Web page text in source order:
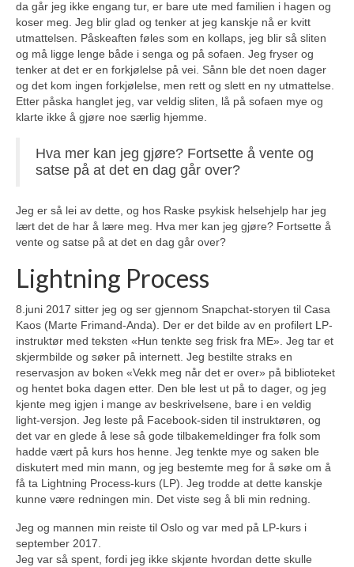
da går jeg ikke engang tur, er bare ute med familien i hagen og
koser meg. Jeg blir glad og tenker at jeg kanskje nå er kvitt
utmattelsen. Påskeaften føles som en kollaps, jeg blir så sliten
og må ligge lenge både i senga og på sofaen. Jeg fryser og
tenker at det er en forkjølelse på vei. Sånn ble det noen dager
og det kom ingen forkjølelse, men rett og slett en ny utmattelse.
Etter påska hanglet jeg, var veldig sliten, lå på sofaen mye og
klarte ikke å gjøre noe særlig hjemme.
Hva mer kan jeg gjøre? Fortsette å vente og
satse på at det en dag går over?
Jeg er så lei av dette, og hos Raske psykisk helsehjelp har jeg
lært det de har å lære meg. Hva mer kan jeg gjøre? Fortsette å
vente og satse på at det en dag går over?
Lightning Process
8.juni 2017 sitter jeg og ser gjennom Snapchat-storyen til Casa
Kaos (Marte Frimand-Anda). Der er det bilde av en profilert LP-
instruktør med teksten «Hun tenkte seg frisk fra ME». Jeg tar et
skjermbilde og søker på internett. Jeg bestilte straks en
reservasjon av boken «Vekk meg når det er over» på biblioteket
og hentet boka dagen etter. Den ble lest ut på to dager, og jeg
kjente meg igjen i mange av beskrivelsene, bare i en veldig
light-versjon. Jeg leste på Facebook-siden til instruktøren, og
det var en glede å lese så gode tilbakemeldinger fra folk som
hadde vært på kurs hos henne. Jeg tenkte mye og saken ble
diskutert med min mann, og jeg bestemte meg for å søke om å
få ta Lightning Process-kurs (LP). Jeg trodde at dette kanskje
kunne være redningen min. Det viste seg å bli min redning.
Jeg og mannen min reiste til Oslo og var med på LP-kurs i
september 2017.
Jeg var så spent, fordi jeg ikke skjønte hvordan dette skulle